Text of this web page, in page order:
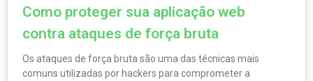
Como proteger sua aplicação web
contra ataques de força bruta
Os ataques de força bruta são uma das técnicas mais
comuns utilizadas por hackers para comprometer a